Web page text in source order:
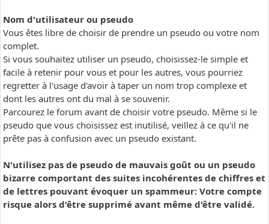
Nom d'utilisateur ou pseudo
Vous êtes libre de choisir de prendre un pseudo ou votre nom
complet.
Si vous souhaitez utiliser un pseudo, choisissez-le simple et
facile à retenir pour vous et pour les autres, vous pourriez
regretter à l'usage d'avoir à taper un nom trop complexe et
dont les autres ont du mal à se souvenir.
Parcourez le forum avant de choisir votre pseudo. Même si le
pseudo que vous choisissez est inutilisé, veillez à ce qu'il ne
prête pas à confusion avec un pseudo existant.
N'utilisez pas de pseudo de mauvais goût ou un pseudo
bizarre comportant des suites incohérentes de chiffres et
de lettres pouvant évoquer un spammeur: Votre compte
risque alors d'être supprimé avant même d'être validé.